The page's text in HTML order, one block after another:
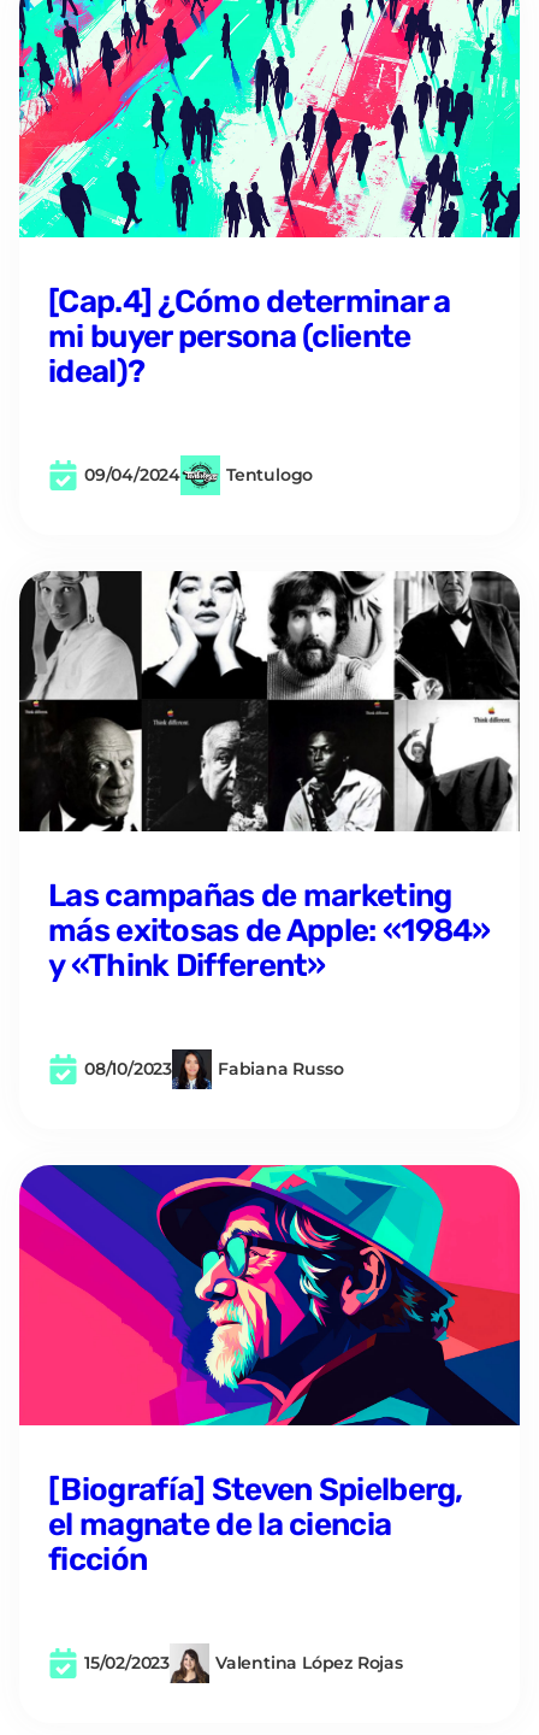
[Cap.4] ¿Cómo determinar a
mi buyer persona (cliente
ideal)?
09/04/2024 Tentulogo
Las campañas de marketing
más exitosas de Apple: «1984»
y «Think Different»
08/10/2023 Fabiana Russo
[Biografía] Steven Spielberg,
el magnate de la ciencia
ficción
15/02/2023 Valentina López Rojas